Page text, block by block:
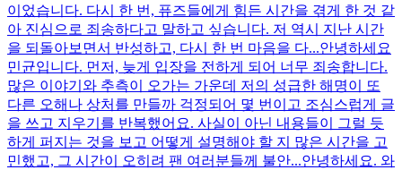
이었습니다. 다시 한 번, 퓨즈들에게 힘든 시간을 겪게 한 것 같
아 진심으로 죄송하다고 말하고 싶습니다. 저 역시 지난 시간
을 되돌아보면서 반성하고, 다시 한 번 마음을 다...안녕하세요
민균입니다. 먼저, 늦게 입장을 전하게 되어 너무 죄송합니다.
많은 이야기와 추측이 오가는 가운데 저의 성급한 해명이 또
다른 오해나 상처를 만들까 걱정되어 몇 번이고 조심스럽게 글
을 쓰고 지우기를 반복했어요. 사실이 아닌 내용들이 그럴 듯
하게 퍼지는 것을 보고 어떻게 설명해야 할 지 많은 시간을 고
민했고, 그 시간이 오히려 팬 여러분들께 불안...안녕하세요. 와